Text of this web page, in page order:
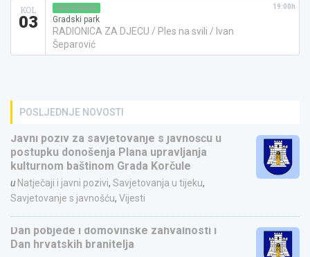
KOL
03
RADIONICA
Gradski park
RADIONICA ZA DJECU / Ples na svili / Ivan
Šeparović
19:00h
POSLJEDNJE NOVOSTI
Javni poziv za savjetovanje s javnošću u
postupku donošenja Plana upravljanja
kulturnom baštinom Grada Korčule
u Natječaji i javni pozivi, Savjetovanja u tijeku,
Savjetovanje s javnošću, Vijesti
Dan pobjede i domovinske zahvalnosti i
Dan hrvatskih branitelja